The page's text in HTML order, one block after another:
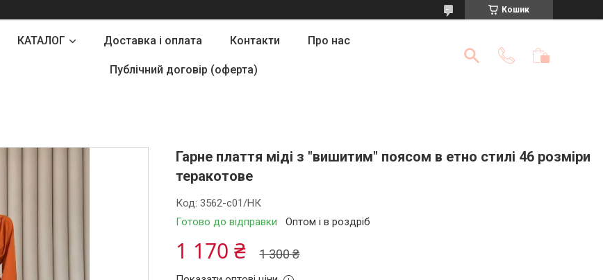
Кошик
КАТАЛОГ Доставка і оплата Контакти Про нас
Публічний договір (оферта)
Гарне плаття міді з "вишитим" поясом в етно стилі 46 розміри
теракотове
Готово до відправки Оптом і в роздріб
Код:3562-c01/НК
1 300 ₴
1 170 ₴